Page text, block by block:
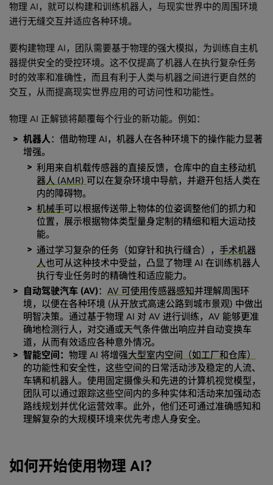
物理 AI，就可以构建和训练机器人，与现实世界中的周围环境
进行无缝交互并适应各种环境。
要构建物理 AI，团队需要基于物理的强大模拟，为训练自主机
器提供安全的受控环境。这不仅提高了机器人在执行复杂任务
时的效率和准确性，而且有利于人类与机器之间进行更自然的
交互，从而提高现实世界应用的可访问性和功能性。
物理 AI 正解锁将颠覆每个行业的新功能。例如：
机器人：借助物理 AI，机器人在各种环境下的操作能力显著
增强。
利用来自机载传感器的直接反馈，仓库中的自主移动机
器人 (AMR) 可以在复杂环境中导航，并避开包括人类在
内的障碍物。
机械手可以根据传送带上物体的位姿调整他们的抓力和
位置，展示根据物体类型量身定制的精细和粗大运动技
能。
通过学习复杂的任务（如穿针和执行缝合）， 手术机器
人也可从这种技术中受益，凸显了物理 AI 在训练机器人
执行专业任务时的精确性和适应能力。
自动驾驶汽车 (AV)： AV 可使用传感器感知并理解周围环
境，以便在各种环境 (从开放式高速公路到城市景观) 中做出
明智决策。通过基于物理 AI 对 AV 进行训练，AV 能够更准
确地检测行人，对交通或天气条件做出响应并自动变换车
道，从而有效适应各种意外情况。
智能空间： 物理 AI 将增强大型室内空间（如工厂和仓库）
的功能性和安全性，这些空间的日常活动涉及稳定的人流、
车辆和机器人。使用固定摄像头和先进的计算机视觉模型，
团队可以通过跟踪这些空间内的多种实体和活动来加强动态
路线规划并优化运营效率。此外，他们还可通过准确感知和
理解复杂的大规模环境来优先考虑人身安全。
如何开始使用物理 AI？